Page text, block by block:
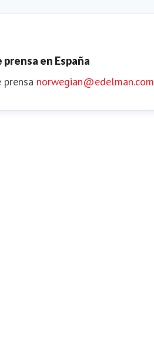
en España
norwegian@edelman.com